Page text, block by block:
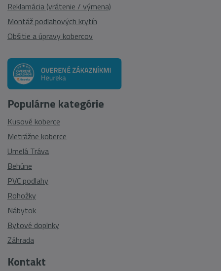
Reklamácia (vrátenie / výmena)
Montáž podlahových krytín
Obšitie a úpravy kobercov
Populárne kategórie
Kusové koberce
Metrážne koberce
Umelá Tráva
Behúne
PVC podlahy
Rohožky
Nábytok
Bytové doplnky
Záhrada
Kontakt